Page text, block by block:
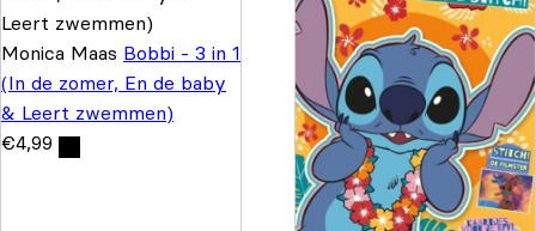
Monica Maas Bobbi - 3 in 1
(In de zomer, En de baby
& Leert zwemmen)
€4,99